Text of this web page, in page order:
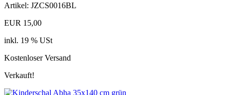
Artikel: JZCS0016BL
EUR 15,00
inkl. 19 % USt
Kostenloser Versand
Verkauft!